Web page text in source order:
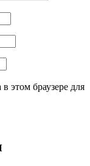
этом браузере для